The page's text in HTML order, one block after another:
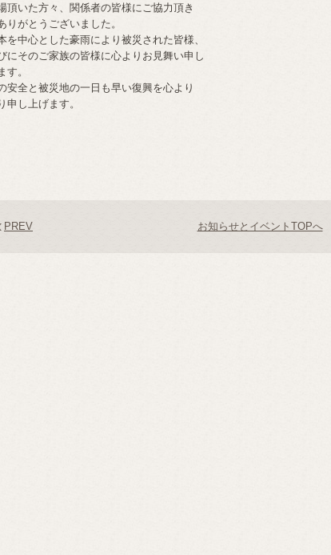
頂いた方々、関係者の皆様にご協力頂き
りがとうございました。
を中心とした豪雨により被災された皆様、
にそのご家族の皆様に心よりお見舞い申し
す。
安全と被災地の一日も早い復興を心より
申し上げます。
PREV お知らせとイベントTOPへ